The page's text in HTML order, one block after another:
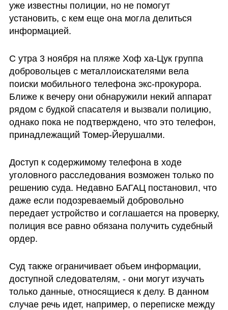
уже известны полиции, но не помогут
установить, с кем еще она могла делиться
информацией.
С утра 3 ноября на пляже Хоф ха-Цук группа
добровольцев с металлоискателями вела
поиски мобильного телефона экс-прокурора.
Ближе к вечеру они обнаружили некий аппарат
рядом с будкой спасателя и вызвали полицию,
однако пока не подтверждено, что это телефон,
принадлежащий Томер-Йерушалми.
Доступ к содержимому телефона в ходе
уголовного расследования возможен только по
решению суда. Недавно БАГАЦ постановил, что
даже если подозреваемый добровольно
передает устройство и соглашается на проверку,
полиция все равно обязана получить судебный
ордер.
Суд также ограничивает объем информации,
доступной следователям, - они могут изучать
только данные, относящиеся к делу. В данном
случае речь идет, например, о переписке между